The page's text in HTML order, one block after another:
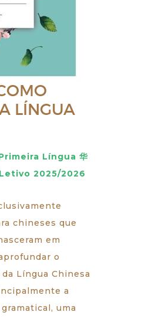
LÍNGUA
Língua 华
Letivo 2025/2026
chineses que
em
o
Língua Chinesa
a
uma